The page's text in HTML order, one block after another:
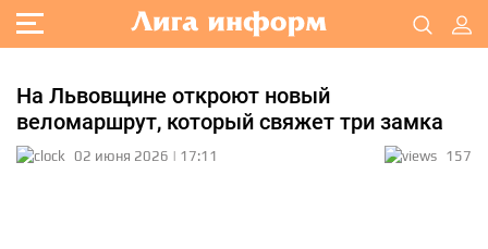
На Львовщине откроют новый
веломаршрут, который свяжет три замка
02 июня 2026 | 17:11 157